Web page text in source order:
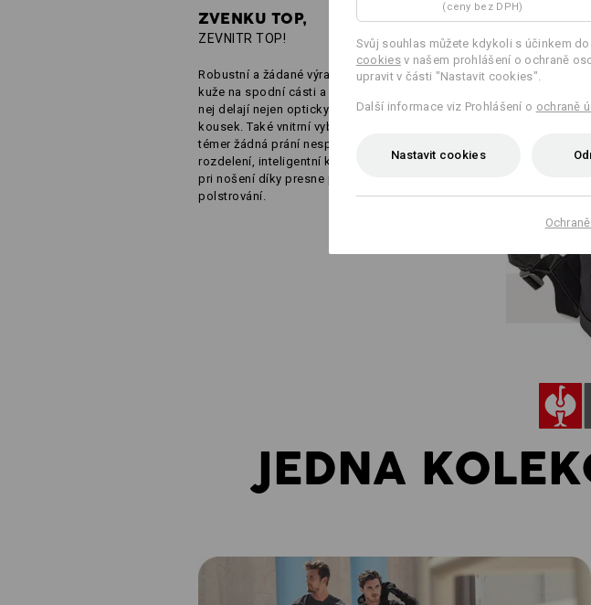
ZVENKU TOP,
ZEVNITR TOP!
Robustní a žádané výrazné prvky ve vzhledu
kuže na spodní cásti a na držadlech batohu z
nej delají nejen opticky opravdový univerzální
kousek. Také vnitrní vybavení nenechává
témer žádná prání nesplnená: Velkorysé
rozdelení, inteligentní kapsy a príjemný pocit
pri nošení díky presne promyšlenému
polstrování.
JEDNA
(ceny bez DPH)
Svůj souhlas můžete kdykoli s účinkem
cookiesv našem prohlášení o ochraně
upravit v části "Nastavit cookies".
Další informace viz Prohlášení o ochraně
Nastavit cookies